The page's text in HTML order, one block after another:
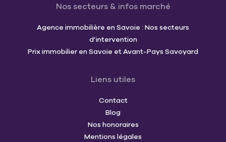
Nos secteurs & infos marché
Agence immobilière en Savoie : Nos secteurs
d’intervention
Prix immobilier en Savoie et Avant-Pays Savoyard
Liens utiles
Contact
Blog
Nos honoraires
Mentions légales